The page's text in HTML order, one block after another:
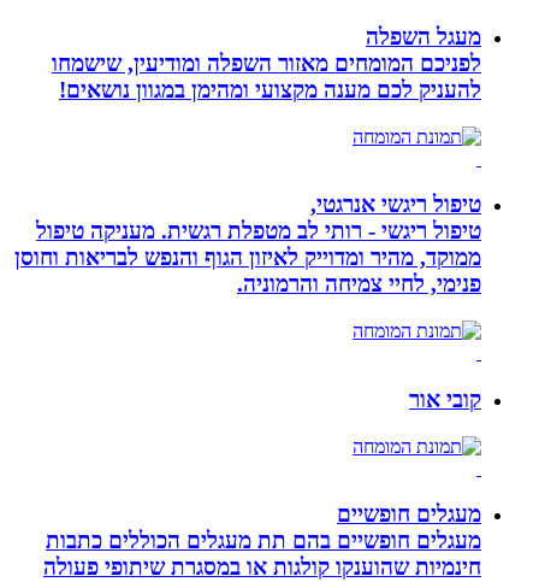
מעגל השפלה
לפניכם המומחים מאזור השפלה ומודיעין, שישמחו
להעניק לכם מענה מקצועי ומהימן במגוון נושאים!
טיפול ריגשי אנרגטי,
טיפול ריגשי - רותי לב מטפלת רגשית. מעניקה טיפול
ממוקד, מהיר ומדוייק לאיזון הגוף והנפש לבריאות וחוסן
פנימי, לחיי צמיחה והרמוניה.
קובי אור
מעגלים חופשיים
מעגלים חופשיים בהם תת מעגלים הכוללים כתבות
חינמיות שהוענקו קולגות או במסגרת שיתופי פעולה